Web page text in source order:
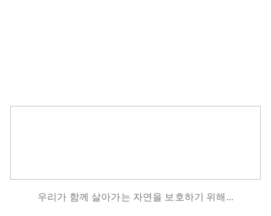
우리가 함께 살아가는 자연을 보호하기 위해...